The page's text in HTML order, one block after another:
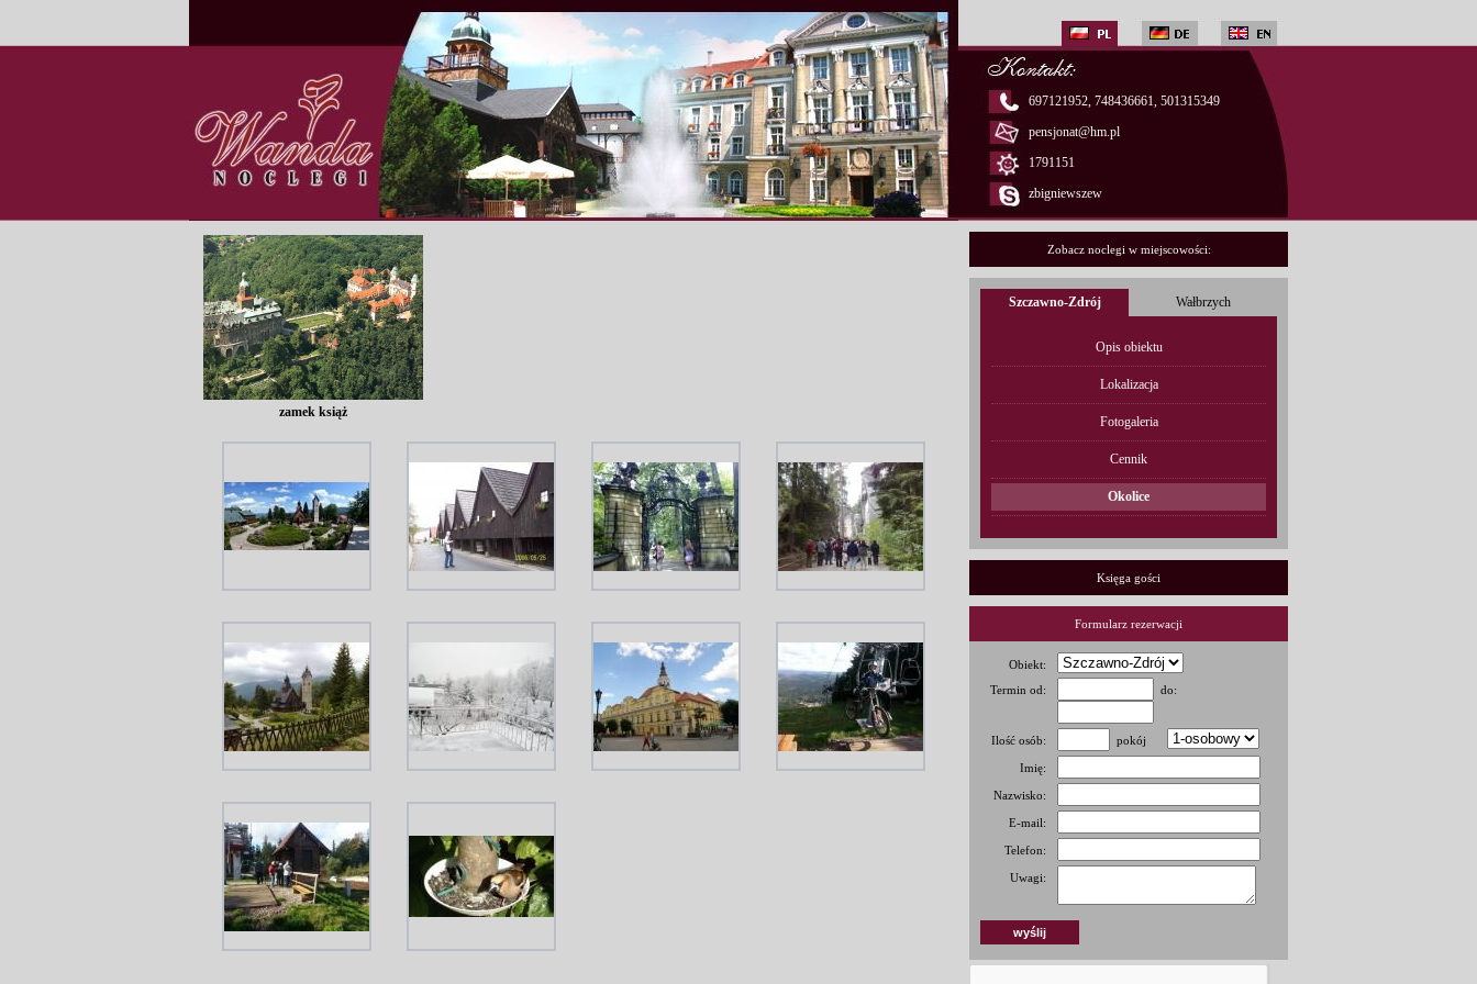
697121952, 748436661, 501315349
pensjonat@hm.pl
1791151
zbigniewszew
zamek książ
Zobacz noclegi w miejscowości:
Szczawno-Zdrój Wałbrzych
Opis obiektu
Lokalizacja
Fotogaleria
Cennik
Okolice
Księga gości
Formularz rezerwacji
Obiekt:
Termin od:
do:
Ilość osób: pokój
Imię:
Nazwisko:
E-mail:
Telefon:
Uwagi: